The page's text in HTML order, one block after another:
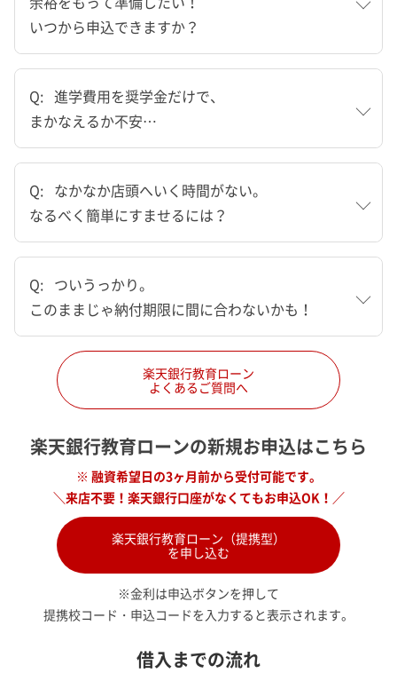
いつから申込できますか？
Q: 進学費用を奨学金だけで、
まかなえるか不安…
Q: なかなか店頭へいく時間がない。
なるべく簡単にすませるには？
Q: ついうっかり。
このままじゃ納付期限に間に合わないかも！
楽天銀行教育ローン
よくあるご質問へ
楽天銀行教育ローンの新規お申込はこちら
※ 融資希望日の3ヶ月前から受付可能です。
＼来店不要！楽天銀行口座がなくてもお申込OK！／
楽天銀行教育ローン（提携型）
を申し込む
※金利は申込ボタンを押して
提携校コード・申込コードを入力すると表示されます。
借入までの流れ